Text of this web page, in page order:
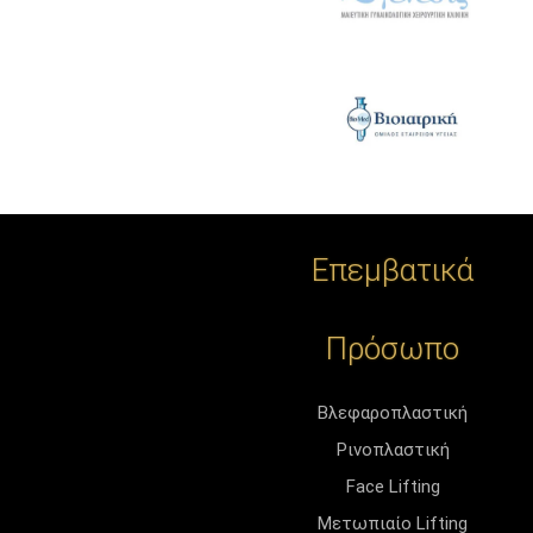
Επεμβατικά
Πρόσωπο
Βλεφαροπλαστική
Ρινοπλαστική
Face Lifting
Μετωπιαίο Lifting